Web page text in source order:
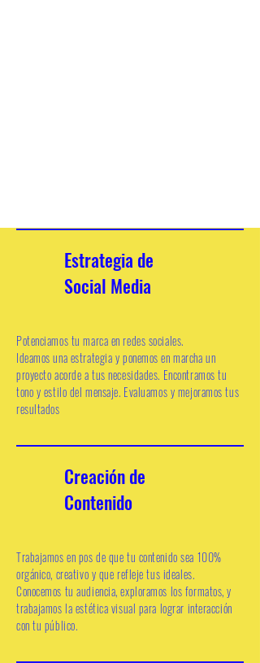
¿Qué hacemos?
Estrategia de
Social Media
Potenciamos tu marca en redes sociales.
Ideamos una estrategia yponemos en marcha un
proyectoacorde a tus necesidades. Encontramos tu
tono y estilo del mensaje. Evaluamosy mejoramos tus
resultados
Creación de
Contenido
Trabajamos en pos de que tu contenido sea 100%
orgánico, creativo y que refleje tus ideales.
Conocemos tu audiencia, exploramos los formatos, y
trabajamos laestética visual para lograr interacción
con tu público.